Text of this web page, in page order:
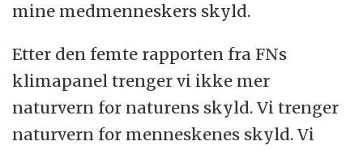
mine medmenneskers skyld.
Etter den femte rapporten fra FNs
klimapanel trenger vi ikke mer
naturvern for naturens skyld. Vi trenger
naturvern for menneskenes skyld. Vi